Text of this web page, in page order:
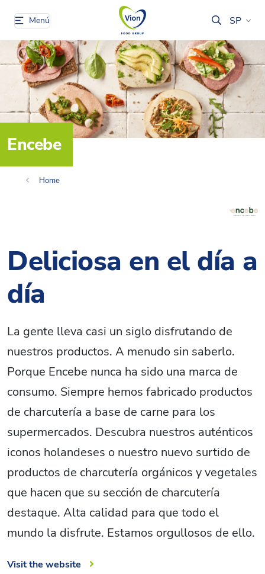
Menú SP
Encebe
Home
Deliciosa en el día a
día
La gente lleva casi un siglo disfrutando de
nuestros productos. A menudo sin saberlo.
Porque Encebe nunca ha sido una marca de
consumo. Siempre hemos fabricado productos
de charcutería a base de carne para los
supermercados. Descubra nuestros auténticos
iconos holandeses o nuestro nuevo surtido de
productos de charcutería orgánicos y vegetales
que hacen que su sección de charcutería
destaque. Alta calidad para que todo el
mundo la disfrute. Estamos orgullosos de ello.
Visit the website